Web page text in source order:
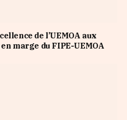
de l’UEMOA aux
marge du FIPE-UEMOA